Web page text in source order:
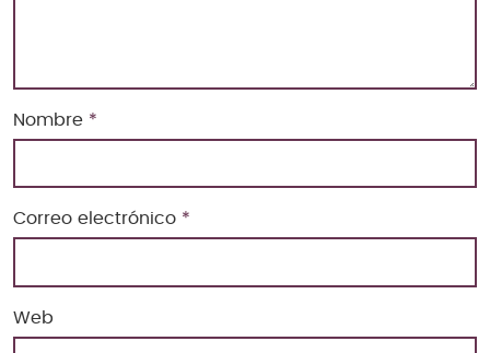
Nombre *
Correo electrónico *
Web